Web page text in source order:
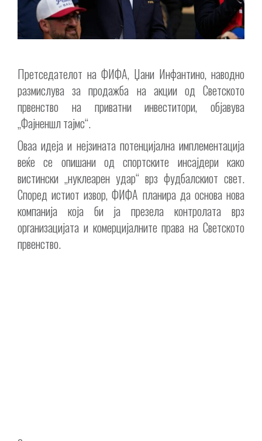
Претседателот на ФИФА, Џани Инфантино, наводно
размислува за продажба на акции од Светското
првенство на приватни инвеститори, објавува
„Фајненшл тајмс“.
Оваа идеја и нејзината потенцијална имплементација
веќе се опишани од спортските инсајдери како
вистински „нуклеарен удар“ врз фудбалскиот свет.
Според истиот извор, ФИФА планира да основа нова
компанија која би ја презела контролата врз
организацијата и комерцијалните права на Светското
првенство.